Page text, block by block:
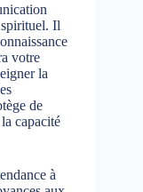
Il
votre
la
de
capacité
à